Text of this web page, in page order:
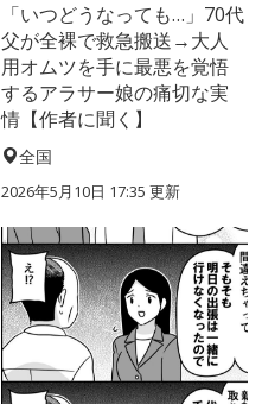
「いつどうなっても…」70代
父が全裸で救急搬送→大人
用オムツを手に最悪を覚悟
するアラサー娘の痛切な実
情【作者に聞く】
全国
2026年5月10日 17:35 更新